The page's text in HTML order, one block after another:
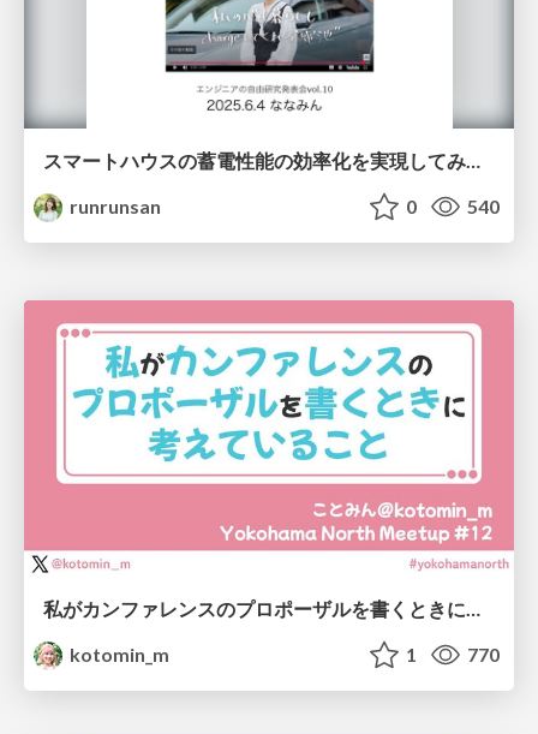
スマートハウスの蓄電性能の効率化を実現してみた~電気自動車編~
runrunsan
0 540
私がカンファレンスのプロポーザルを書くときに考えていること
kotomin_m
1 770